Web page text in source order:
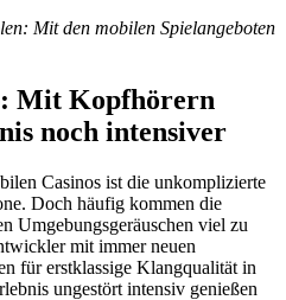
Mit den mobilen Spielangeboten
Mit Kopfhörern
noch intensiver
Casinos ist die unkomplizierte
Doch häufig kommen die
Umgebungsgeräuschen viel zu
mit immer neuen
für erstklassige Klangqualität in
ungestört intensiv genießen